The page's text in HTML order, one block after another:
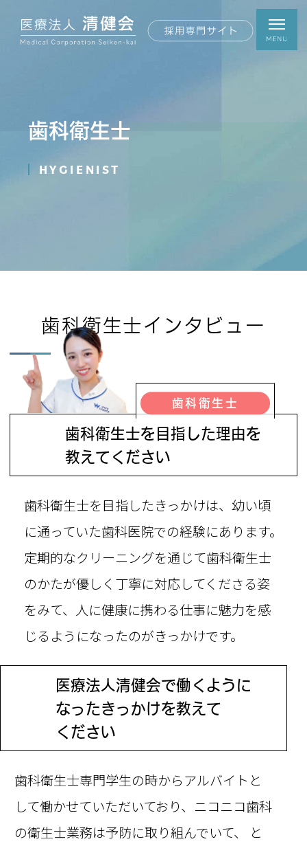
歯科衛生士
HYGIENIST
歯科衛生士インタビュー
歯科衛生士
大西
歯科衛生士を目指した理由を
教えてください
歯科衛生士を目指したきっかけは、幼い頃
に通っていた歯科医院での経験にあります。
定期的なクリーニングを通じて歯科衛生士
のかたが優しく丁寧に対応してくださる姿
をみて、人に健康に携わる仕事に魅力を感
じるようになったのがきっかけです。
医療法人清健会で働くように
なったきっかけを教えて
ください
歯科衛生士専門学生の時からアルバイトと
して働かせていただいており、ニコニコ歯科
の衛生士業務は予防に取り組んでいて、 と